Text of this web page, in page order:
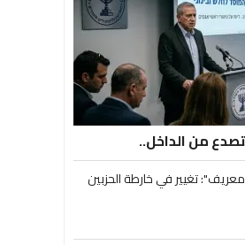
من الداخل..
تغيير في خارطة الحزبين